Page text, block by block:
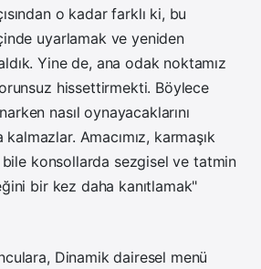
o kadar farklı ki, bu
uyarlamak ve yeniden
Yine de, ana odak noktamız
hissettirmekti. Böylece
nasıl oynayacaklarını
Amacımız, karmaşık
bile konsollarda sezgisel ve tatmin
bir kez daha kanıtlamak"
Dinamik dairesel menü